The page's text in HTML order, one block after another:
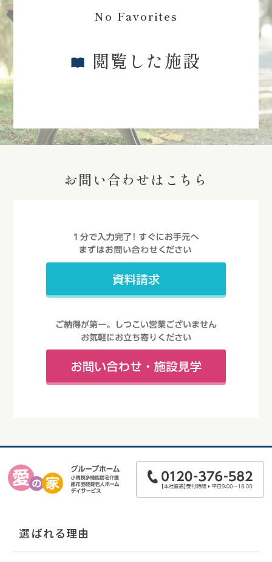
No Favorites
閲覧した施設
お問い合わせはこちら
選ばれる理由